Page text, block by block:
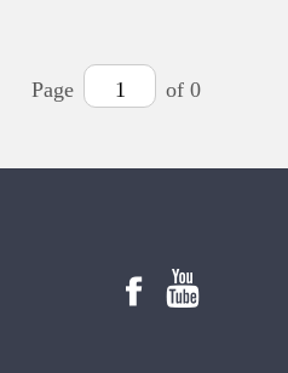
Page 1 of 0